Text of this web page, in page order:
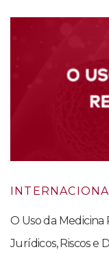
O Uso da Medicina
Jurídicos, Riscos e